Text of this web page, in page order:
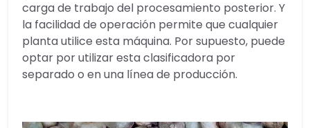
carga de trabajo del procesamiento posterior. Y
la facilidad de operación permite que cualquier
planta utilice esta máquina. Por supuesto, puede
optar por utilizar esta clasificadora por
separado o en una línea de producción.